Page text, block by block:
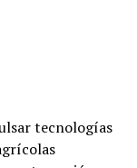
tecnologías